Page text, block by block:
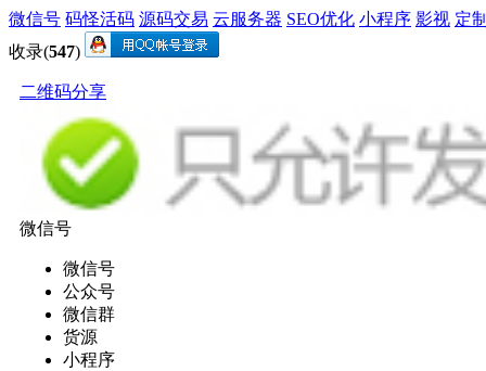
微信号 码怪活码 源码交易 云服务器 SEO优化 小程序 影视 定
收录(547)
二维码分享
微信号
微信号
公众号
微信群
货源
小程序